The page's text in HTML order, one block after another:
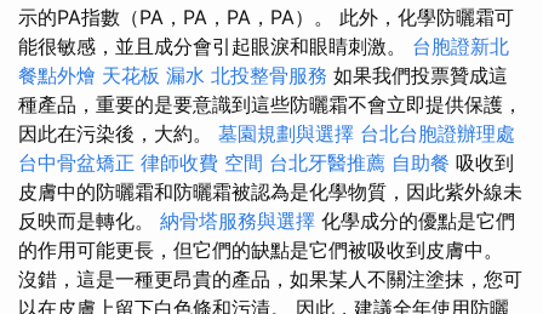
示的PA指數（PA，PA，PA，PA）。 此外，化學防曬霜可
能很敏感，並且成分會引起眼淚和眼睛刺激。 台胞證新北
餐點外燴 天花板 漏水 北投整骨服務 如果我們投票贊成這
種產品，重要的是要意識到這些防曬霜不會立即提供保護，
因此在污染後，大約。 墓園規劃與選擇 台北台胞證辦理處
台中骨盆矯正 律師收費 空間 台北牙醫推薦 自助餐 吸收到
皮膚中的防曬霜和防曬霜被認為是化學物質，因此紫外線未
反映而是轉化。 納骨塔服務與選擇 化學成分的優點是它們
的作用可能更長，但它們的缺點是它們被吸收到皮膚中。
沒錯，這是一種更昂貴的產品，如果某人不關注塗抹，您可
以在皮膚上留下白色條和污漬。 因此，建議全年使用防曬